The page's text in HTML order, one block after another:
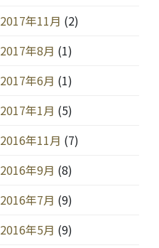
2017年11月 (2)
2017年8月 (1)
2017年6月 (1)
2017年1月 (5)
2016年11月 (7)
2016年9月 (8)
2016年7月 (9)
2016年5月 (9)